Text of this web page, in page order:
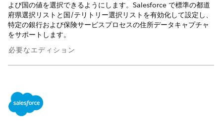
よび国の値を選択できるようにします。Salesforce で標準の都道
府県選択リストと国/テリトリー選択リストを有効化して設定し、
特定の銀行および保険サービスプロセスの住所データキャプチャ
をサポートします。
必要なエディション
使用可能なエディション: Financial Services Cloud と統合カタ
ログが付属する
び
Developer